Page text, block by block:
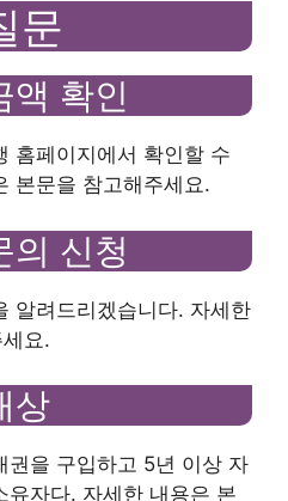
문
액 확인
홈페이지에서 확인할 수
본문을 참고해주세요.
의 신청
알려드리겠습니다. 자세한
요.
상
권을 구입하고 5년 이상 자
유자다. 자세한 내용은 본